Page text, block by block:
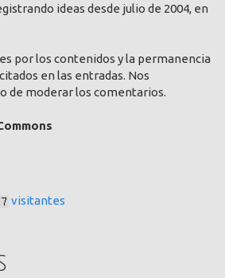
ideas desde julio de 2004, en
por los contenidos y la permanencia
en las entradas. Nos
de moderar los comentarios.
visitantes